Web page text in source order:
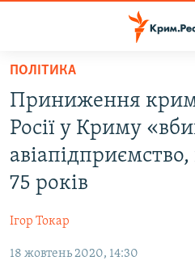
Перейти
основного
матеріалу
Перейти
до
основної
Перейти
до
ВОДА.КРИМ
ВІДЕО ТА ФОТО
ПОЛІТИКА
ПОГЛЯД
ІНТЕРВ'Ю
ПОЛІТИКА
Приниження
Росії у Криму
75 років
Ігор Токар
18 жовтень 2020, 14:30